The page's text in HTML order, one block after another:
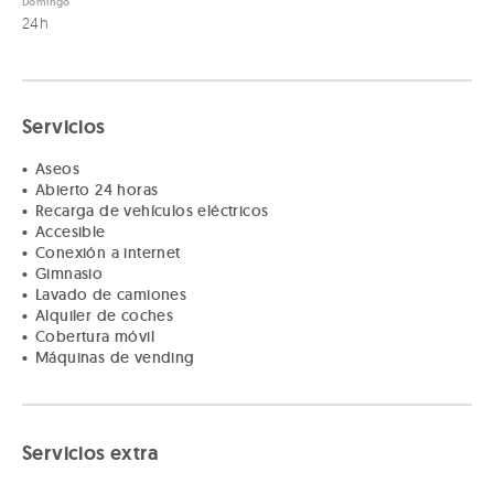
• Servicios para el camionero: Restauración, área comercial y
vending.
conexión para camiones frigoríficos.
zona de repostaje en la entrada del desvío.
¡Reserva YA en nuestro parking protegido para camiones
mowiz TRUCK Astigarraga!
Ver menos
24h
Servicios
Aseos
Abierto 24 horas
Recarga de vehículos eléctricos
Accesible
Conexión a internet
Gimnasio
Lavado de camiones
Alquiler de coches
Cobertura móvil
Máquinas de vending
Servicios extra